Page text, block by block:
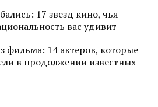
17 звезд кино, чья
вас удивит
фильма: 14 актеров, которые
в продолжении известных